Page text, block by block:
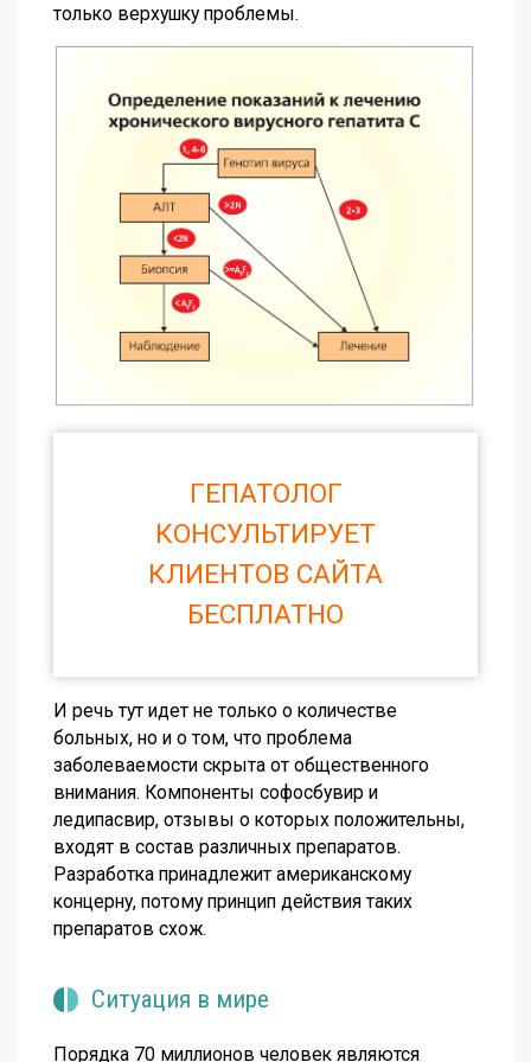
только верхушку проблемы.
ГЕПАТОЛОГ
КОНСУЛЬТИРУЕТ
КЛИЕНТОВ САЙТА
БЕСПЛАТНО
И речь тут идет не только о количестве
больных, но и о том, что проблема
заболеваемости скрыта от общественного
внимания. Компоненты софосбувир и
ледипасвир, отзывы о которых положительны,
входят в состав различных препаратов.
Разработка принадлежит американскому
концерну, потому принцип действия таких
препаратов схож.
Ситуация в мире
Порядка 70 миллионов человек являются